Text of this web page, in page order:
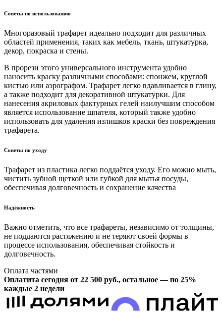
Советы по использованию
Многоразовый трафарет идеально подходит для различных
областей применения, таких как мебель, ткань, штукатурка,
декор, покраска и стены.
В прорези этого универсального инструмента удобно
наносить краску различными способами: спонжем, круглой
кистью или аэрографом. Трафарет легко вдавливается в глину,
а также подходит для декоративной штукатурки. Для
нанесения акриловых фактурных гелей наилучшим способом
является использование шпателя, который также удобно
использовать для удаления излишков краски без повреждения
трафарета.
Советы по уходу
Трафарет из пластика легко поддаётся уходу. Его можно мыть,
чистить зубной щеткой или губкой для мытья посуды,
обеспечивая долговечность и сохранение качества
Надёжность
Важно отметить, что все трафареты, независимо от толщины,
не поддаются растяжению и не теряют своей формы в
процессе использования, обеспечивая стойкость и
долговечность.
Оплата частями
Оплатита сегодня от 22 500 руб., остальное — по 25%
каждые 2 недели